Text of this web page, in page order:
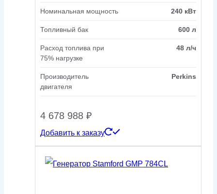
Номинальная мощность 240 кВт
Топливный бак 600 л
Расход топлива при
75% нагрузке
48 л/ч
Производитель
двигателя
Perkins
4 678 988 ₽
Добавить к заказу